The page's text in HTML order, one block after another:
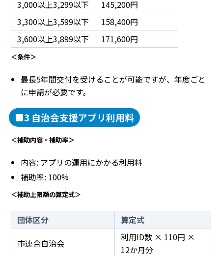
3,000以上3,299以下
145,200円
3,300以上3,599以下
158,400円
3,600以上3,899以下
171,600円
＜条件＞
最長5年間交付を受けることが可能ですが、年度ごと
に申請が必要です。
■3 自治会支援アプリ利用料
＜補助内容・補助率＞
内容: アプリの運用にかかる利用料
補助率: 100%
＜補助上限額の算定式＞
団体区分
算定式
市連合自治会
利用ID数 × 110円 ×
12か月分